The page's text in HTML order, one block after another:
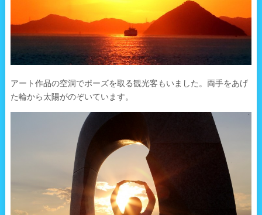
アート作品の空洞でポーズを取る観光客もいました。両手をあげ
た輪から太陽がのぞいています。